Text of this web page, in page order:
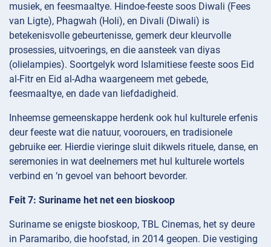
musiek, en feesmaaltye. Hindoe-feeste soos Diwali (Fees
van Ligte), Phagwah (Holi), en Divali (Diwali) is
betekenisvolle gebeurtenisse, gemerk deur kleurvolle
prosessies, uitvoerings, en die aansteek van diyas
(olielampies). Soortgelyk word Islamitiese feeste soos Eid
al-Fitr en Eid al-Adha waargeneem met gebede,
feesmaaltye, en dade van liefdadigheid.
Inheemse gemeenskappe herdenk ook hul kulturele erfenis
deur feeste wat die natuur, voorouers, en tradisionele
gebruike eer. Hierdie vieringe sluit dikwels rituele, danse, en
seremonies in wat deelnemers met hul kulturele wortels
verbind en ‘n gevoel van behoort bevorder.
Feit 7: Suriname het net een bioskoop
Suriname se enigste bioskoop, TBL Cinemas, het sy deure
in Paramaribo, die hoofstad, in 2014 geopen. Die vestiging